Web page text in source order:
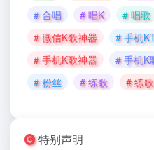
# 合唱
# 唱K # 唱歌
# 微信K歌神器
# 手机
# 手机K歌神器
# 手机K
# 粉丝
# 练歌 # 练
特别声明